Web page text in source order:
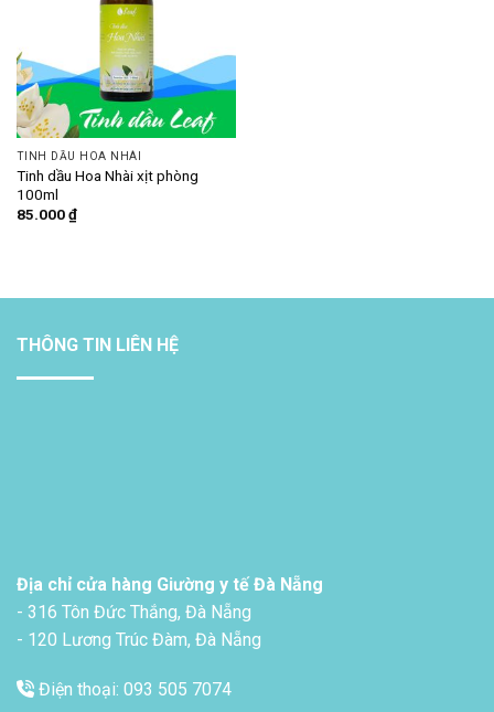
TINH DẦU HOA NHÀI
Tinh dầu Hoa Nhài xịt phòng
100ml
85.000₫
THÔNG TIN LIÊN HỆ
Địa chỉ cửa hàng Giường y tế Đà Nẵng
- 316 Tôn Đức Thắng, Đà Nẵng
- 120 Lương Trúc Đàm, Đà Nẵng
Điện thoại: 093 505 7074